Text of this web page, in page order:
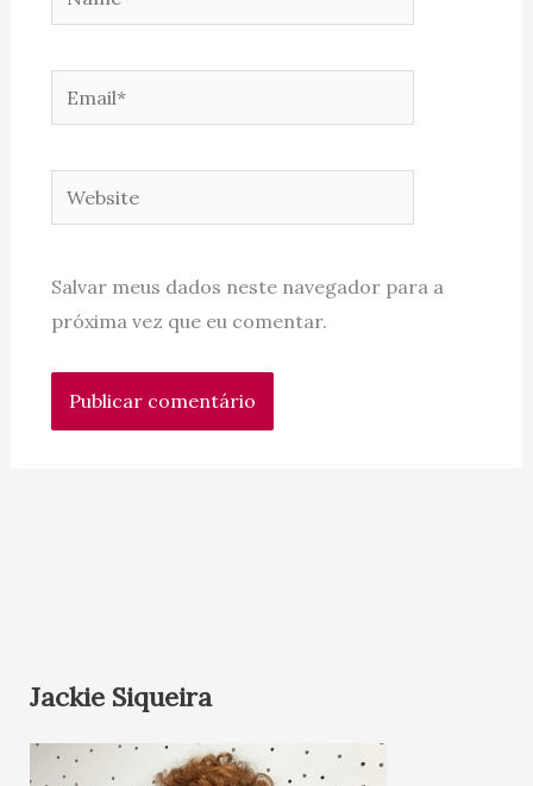
Email*
Website
Salvar meus dados neste navegador para a
próxima vez que eu comentar.
Jackie Siqueira